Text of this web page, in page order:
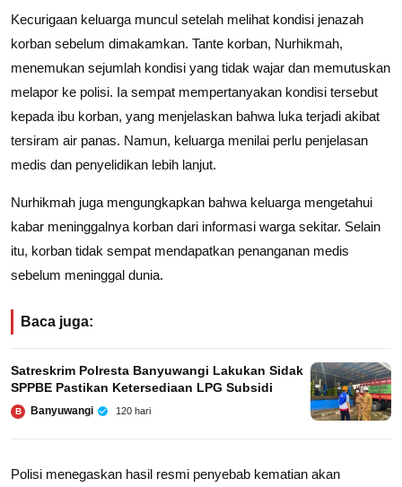
Kecurigaan keluarga muncul setelah melihat kondisi jenazah
korban sebelum dimakamkan. Tante korban, Nurhikmah,
menemukan sejumlah kondisi yang tidak wajar dan memutuskan
melapor ke polisi. Ia sempat mempertanyakan kondisi tersebut
kepada ibu korban, yang menjelaskan bahwa luka terjadi akibat
tersiram air panas. Namun, keluarga menilai perlu penjelasan
medis dan penyelidikan lebih lanjut.
Nurhikmah juga mengungkapkan bahwa keluarga mengetahui
kabar meninggalnya korban dari informasi warga sekitar. Selain
itu, korban tidak sempat mendapatkan penanganan medis
sebelum meninggal dunia.
Baca juga:
Satreskrim Polresta Banyuwangi Lakukan Sidak
SPPBE Pastikan Ketersediaan LPG Subsidi
B Banyuwangi 120 hari
Polisi menegaskan hasil resmi penyebab kematian akan